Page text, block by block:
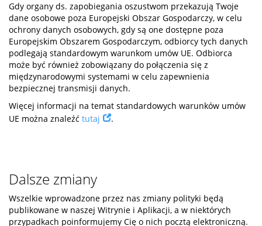
Gdy organy ds. zapobiegania oszustwom przekazują Twoje
dane osobowe poza Europejski Obszar Gospodarczy, w celu
ochrony danych osobowych, gdy są one dostępne poza
Europejskim Obszarem Gospodarczym, odbiorcy tych danych
podlegają standardowym warunkom umów UE. Odbiorca
może być również zobowiązany do połączenia się z
międzynarodowymi systemami w celu zapewnienia
bezpiecznej transmisji danych.
Więcej informacji na temat standardowych warunków umów
UE można znaleźć tutaj .
Dalsze zmiany
Wszelkie wprowadzone przez nas zmiany polityki będą
publikowane w naszej Witrynie i Aplikacji, a w niektórych
przypadkach poinformujemy Cię o nich pocztą elektroniczną.